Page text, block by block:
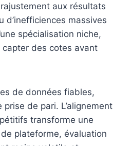
aux résultats
d’inefficiences massives
spécialisation niche,
capter des cotes avant
de données fiables,
de pari. L’alignement
transforme une
plateforme, évaluation